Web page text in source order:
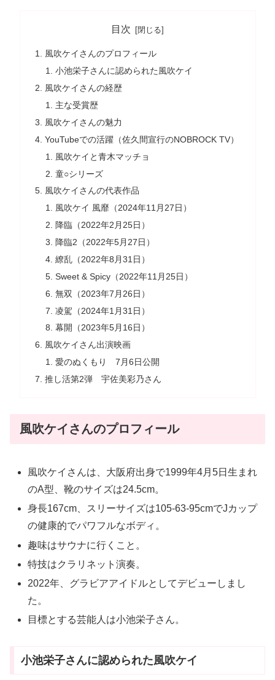
目次
風吹ケイさんのプロフィール
小池栄子さんに認められた風吹ケイ
風吹ケイさんの経歴
主な受賞歴
風吹ケイさんの魅力
YouTubeでの活躍（佐久間宣行のNOBROCK TV）
風吹ケイと青木マッチョ
童○シリーズ
風吹ケイさんの代表作品
風吹ケイ 風靡（2024年11月27日）
降臨（2022年2月25日）
降臨2（2022年5月27日）
繚乱（2022年8月31日）
Sweet & Spicy（2022年11月25日）
無双（2023年7月26日）
凌駕（2024年1月31日）
幕開（2023年5月16日）
風吹ケイさん出演映画
愛のぬくもり 7月6日公開
推し活第2弾 宇佐美彩乃さん
風吹ケイさんのプロフィール
風吹ケイさんは、大阪府出身で1999年4月5日生まれ
のA型、靴のサイズは24.5cm。
身長167cm、スリーサイズは105-63-95cmでJカップ
の健康的でパワフルなボディ。
趣味はサウナに行くこと。
特技はクラリネット演奏。
2022年、グラビアアイドルとしてデビューしまし
た。
目標とする芸能人は小池栄子さん。
小池栄子さんに認められた風吹ケイ